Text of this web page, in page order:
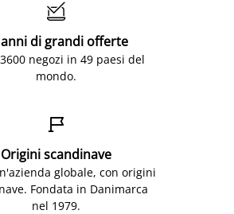

di grandi offerte
negozi in 49 paesi del
mondo.

Origini scandinave
globale, con origini
Fondata in Danimarca
nel 1979.